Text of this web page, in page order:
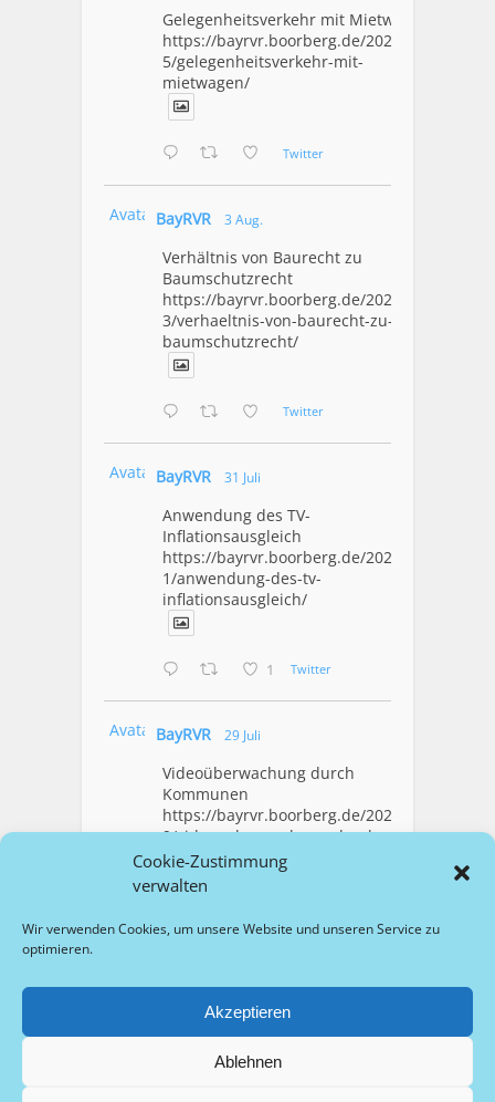
Cookie-Zustimmung
verwalten
Wir verwenden Cookies, um unsere Website und unseren Service zu
optimieren.
Akzeptieren
Ablehnen
Gelegenheitsverkehr mit Mietwagen
https://bayrvr.boorberg.de/2026/08/0
5/gelegenheitsverkehr-mit-
mietwagen/
Twitter
Avatar BayRVR 3 Aug.
Verhältnis von Baurecht zu
Baumschutzrecht
https://bayrvr.boorberg.de/2026/08/0
3/verhaeltnis-von-baurecht-zu-
baumschutzrecht/
Twitter
Avatar BayRVR 31 Juli
Anwendung des TV-
Inflationsausgleich
https://bayrvr.boorberg.de/2026/07/3
1/anwendung-des-tv-
inflationsausgleich/
1 Twitter
Avatar BayRVR 29 Juli
Videoüberwachung durch
Kommunen
https://bayrvr.boorberg.de/2026/07/2
9/videoueberwachung-durch-
kommunen/
1 Twitter
Copyright © 2026 bayrvr.de